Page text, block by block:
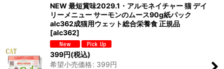
NEW 最短賞味2029.1・アルモネイチャー 猫 デイ
リーメニュー サーモンのムース90g紙パック
alc362成猫用ウェット総合栄養食 正規品
[alc362]
399円(税込)
希望小売価格: 399円